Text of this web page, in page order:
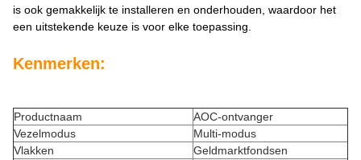
is ook gemakkelijk te installeren en onderhouden, waardoor het
een uitstekende keuze is voor elke toepassing.
Kenmerken:
Productnaam
AOC-ontvanger
Vezelmodus
Multi-modus
Vlakken
Geldmarktfondsen